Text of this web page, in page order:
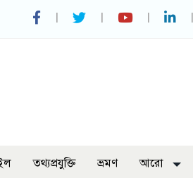
তথ্যপ্রযুক্তি ভ্রমণ আরো